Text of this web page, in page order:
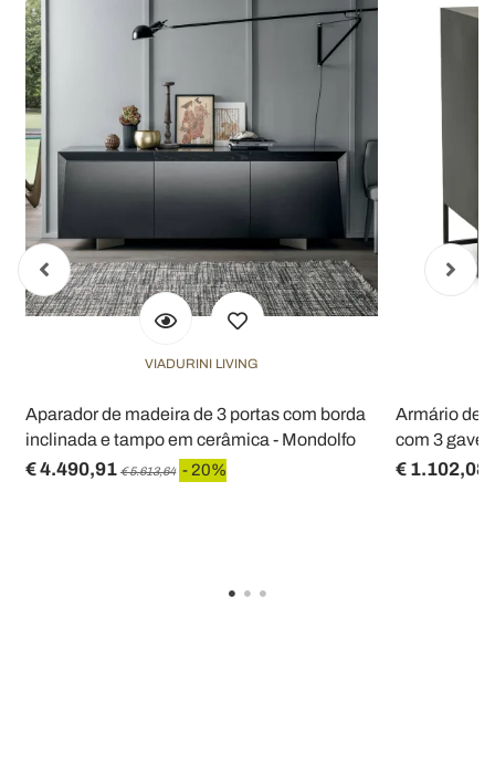
VIADURINI LIVING
Aparador de madeira de 3 portas com borda
inclinada e tampo em cerâmica - Mondolfo
€ 4.490,91 € 5.613,64 - 20%
Armário de
com 3
€ 1.102,08